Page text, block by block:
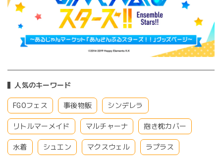
人気のキーワード
FGOフェス 事後物販 シンデレラ
リトルマーメイド マルチャーナ 抱き枕カバー
水着 シュエン マクスウェル ラプラス